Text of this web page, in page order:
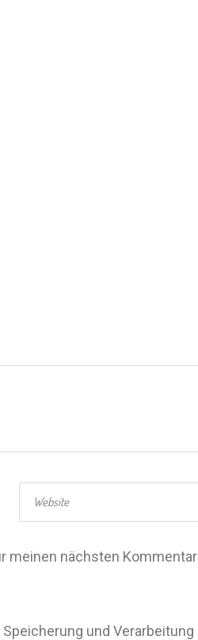
meinen nächsten Kommentar
und Verarbeitung